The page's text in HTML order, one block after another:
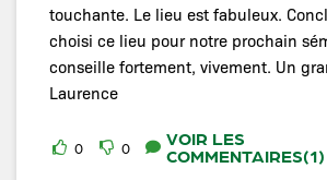
touchante. Le lieu est fabuleux.
choisi ce lieu pour notre prochain
conseille fortement, vivement. Un
Laurence
0 0 VOIR LES
COMMENTAIRES(1)